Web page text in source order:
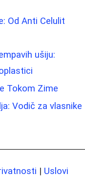
Od Anti Celulit
ušiju:
Tokom Zime
Vodič za vlasnike
| Uslovi